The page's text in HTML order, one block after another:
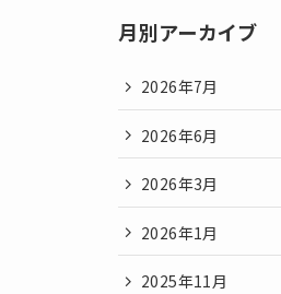
月別アーカイブ
2026年7月
2026年6月
2026年3月
2026年1月
2025年11月